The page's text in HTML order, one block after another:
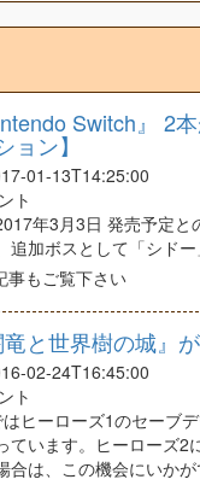
Switch』 2
ン】
01-13T14:25:00
ト
年3月3日 発売予定
追加ボスとして「シド
事もご覧下さい
と世界樹の城』が
02-24T16:45:00
ト
ヒーローズ1のセーブ
ています。ヒーローズ
合は、この機会にいかが